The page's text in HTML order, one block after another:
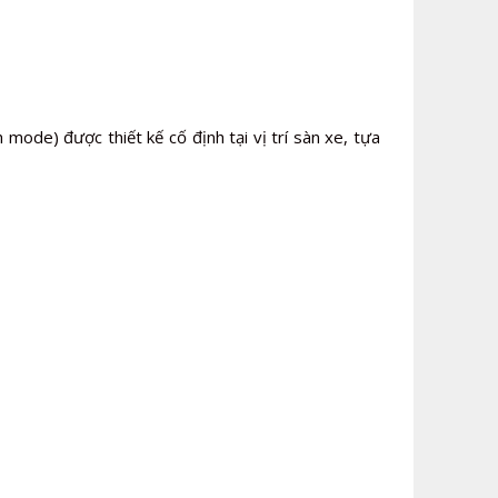
được thiết kế cố định tại vị trí sàn xe, tựa